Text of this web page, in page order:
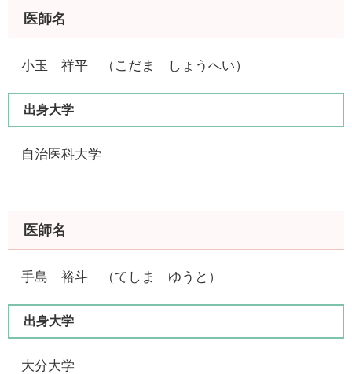
医師名
小玉 祥平​ （こだま しょうへい）
出身大学
自治医科大学​
医師名
手島 裕斗 （てしま ゆうと）​
出身大学
大分大学​